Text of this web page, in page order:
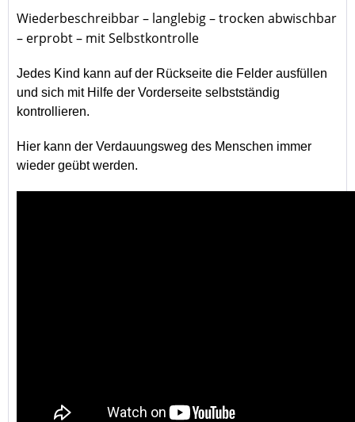
Wiederbeschreibbar – langlebig – trocken abwischbar
– erprobt – mit Selbstkontrolle
Jedes Kind kann auf der Rückseite die Felder ausfüllen
und sich mit Hilfe der Vorderseite selbstständig
kontrollieren.
Hier kann der Verdauungsweg des Menschen immer
wieder geübt werden.